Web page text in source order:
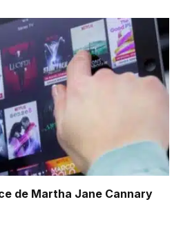
de Martha Jane Cannary